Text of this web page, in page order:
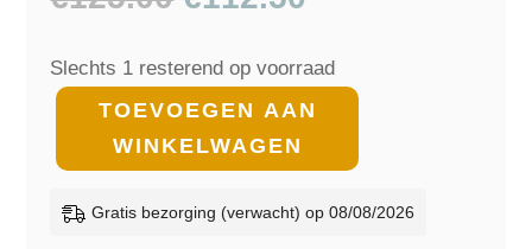
was:
€125.00.
is:
€112.50.
Slechts 1 resterend op voorraad
Linnen
Merino
Lamswol
TOEVOEGEN AAN
WINKELWAGEN
Gratis bezorging (verwacht) op 08/08/2026